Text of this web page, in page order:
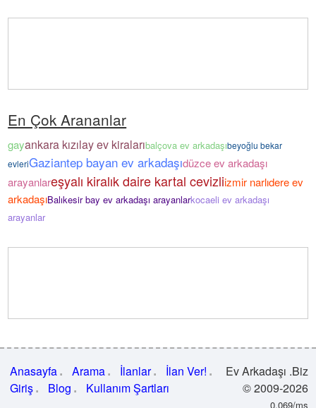
En Çok Arananlar
gayankara kızılay ev kiralarıbalçova ev arkadaşıbeyoğlu bekar
evleriGaziantep bayan ev arkadaşıdüzce ev arkadaşı
arayanlareşyalı kiralık daire kartal cevizliizmir narlıdere ev
arkadaşıBalıkesir bay ev arkadaşı arayanlarkocaeli ev arkadaşı
arayanlar
Anasayfa Arama İlanlar
İlan Ver!
Giriş
Blog Kullanım Şartları
Ev Arkadaşı .Biz
© 2009-2026
0.069/ms